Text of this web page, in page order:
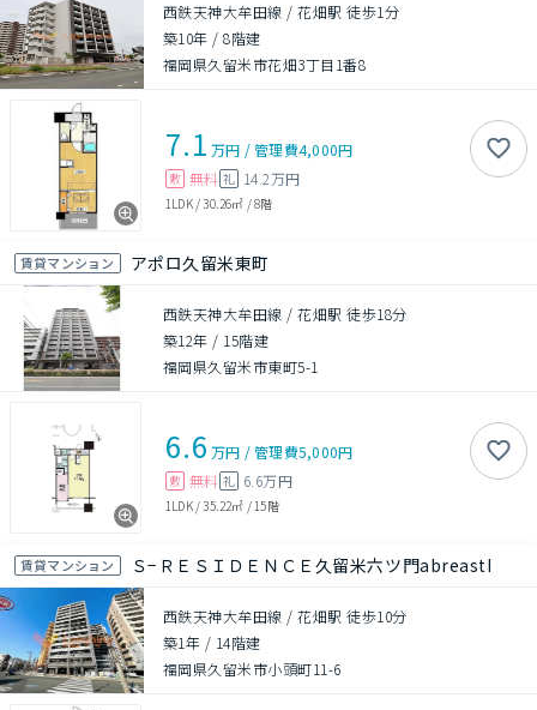
西鉄天神大牟田線 / 花畑駅 徒歩1分
築10年 /8階建
福岡県久留米市花畑3丁目1番8
7.1 万円 /管理費4,000円
敷 無料 礼 14.2万円
1LDK/30.26㎡ /8階
賃貸マンション アポロ久留米東町
西鉄天神大牟田線 / 花畑駅 徒歩18分
築12年 / 15階建
福岡県久留米市東町5-1
6.6 万円 /管理費5,000円
敷 無料 礼 6.6万円
1LDK/35.22㎡ / 15階
賃貸マンション Ｓ−ＲＥＳＩＤＥＮＣＥ久留米六ツ門abreastI
西鉄天神大牟田線 / 花畑駅 徒歩10分
築1年 / 14階建
福岡県久留米市小頭町11-6